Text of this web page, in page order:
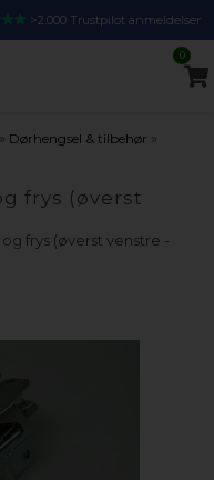
>2.000 Trustpilot anmeldelser
0
» Dørhengsel & tilbehør »
frys (øverst
frys (øverst venstre -